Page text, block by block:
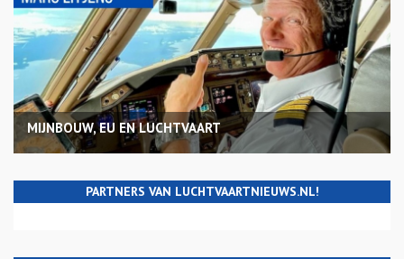
MIJNBOUW, EU EN LUCHTVAART
PARTNERS VAN LUCHTVAARTNIEUWS.NL!